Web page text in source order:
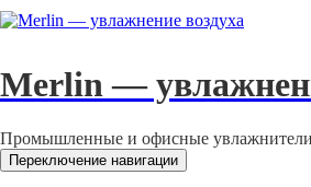
Merlin —
Промышленные и офисные увлажнители
Переключение навигации